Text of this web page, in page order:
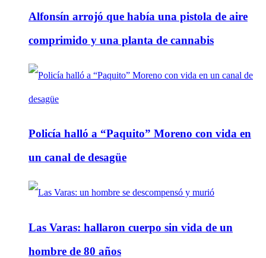
Alfonsín arrojó que había una pistola de aire
comprimido y una planta de cannabis
Policía halló a “Paquito” Moreno con vida en
un canal de desagüe
Las Varas: hallaron cuerpo sin vida de un
hombre de 80 años